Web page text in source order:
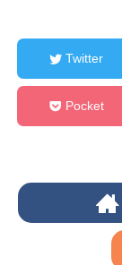
Twitter
Pocket